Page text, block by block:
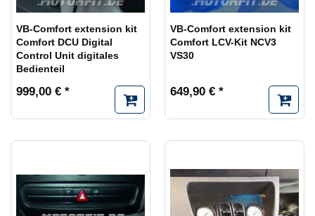
VB-Comfort extension kit
Comfort DCU Digital
Control Unit digitales
Bedienteil
999,00 € *
VB-Comfort extension kit
Comfort LCV-Kit NCV3
VS30
649,90 € *